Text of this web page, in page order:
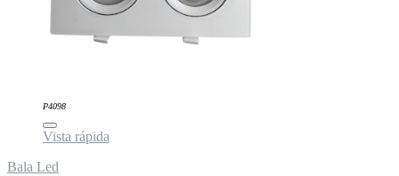
P4098
Vista rápida
Bala Led